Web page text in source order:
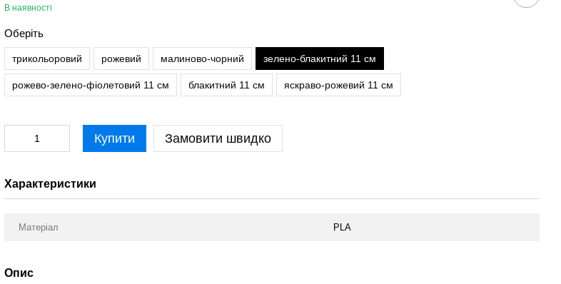
В наявності
Оберіть
трикольоровий рожевий малиново-чорний зелено-блакитний 11 см
рожево-зелено-фіолетовий 11 см блакитний 11 см яскраво-рожевий 11 см
Купити Замовити швидко
Характеристики
Матеріал PLA
Опис